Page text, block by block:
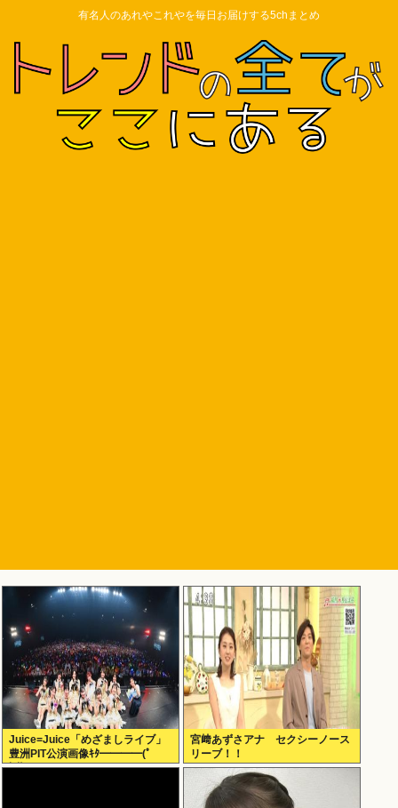
有名人のあれやこれやを毎日お届けする5chまとめ
Juice=Juice「めざましライブ」
豊洲PIT公演画像ｷﾀ━━━━(ﾟ
∀ﾟ)━━━━!!
宮﨑あずさアナ セクシーノース
リーブ！！